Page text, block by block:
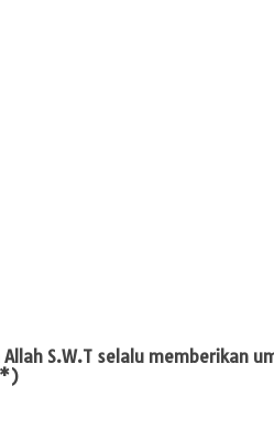
Allah S.W.T selalu memberikan